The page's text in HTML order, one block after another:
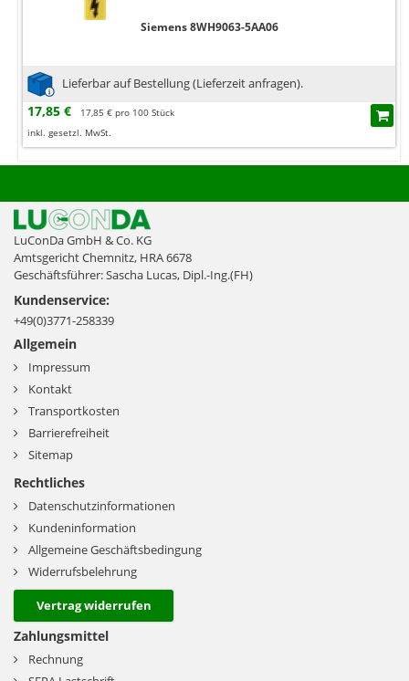
Siemens 8WH9063-5AA06
Lieferbar auf Bestellung (Lieferzeit anfragen).
17,85 €
17,85 € pro 100 Stück
inkl. gesetzl. MwSt.
LuConDa GmbH & Co. KG
Amtsgericht Chemnitz, HRA 6678
Geschäftsführer: Sascha Lucas, Dipl.-Ing.(FH)
Kundenservice:
+49(0)3771-258339
Allgemein
Impressum
Kontakt
Transportkosten
Barrierefreiheit
Sitemap
Rechtliches
Datenschutzinformationen
Kundeninformation
Allgemeine Geschäftsbedingung
Widerrufsbelehrung
Vertrag widerrufen
Zahlungsmittel
Rechnung